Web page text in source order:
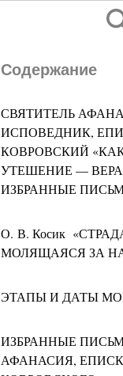
Содержание
СВЯТИТЕЛЬ
ИСПОВЕДНИК,
КОВРОВСКИЙ
УТЕШЕНИЕ —
ИЗБРАННЫЕ
О. В. Косик
МОЛЯЩАЯСЯ ЗА
ЭТАПЫ И ДАТЫ
ИЗБРАННЫЕ
АФАНАСИЯ,